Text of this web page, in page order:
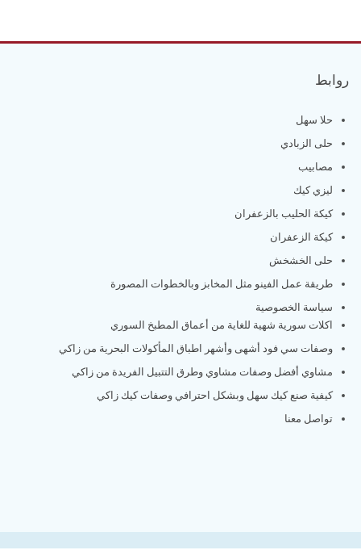
روابط
حلا سهل
حلى الزبادي
مصابيب
ليزي كيك
كيكة الحليب بالزعفران
كيكة الزعفران
حلى الخشخش
طريقة عمل الفينو مثل المخابز وبالخطوات المصورة
سياسة الخصوصية
اكلات سورية شهية للغاية من أعماق المطبخ السوري
وصفات سي فود أشهى وأشهر اطباق المأكولات البحرية من زاكي
مشاوي أفضل وصفات مشاوي وطرق التتبيل الفريدة من زاكي
كيفية صنع كيك سهل وبشكل احترافي وصفات كيك زاكي
تواصل معنا